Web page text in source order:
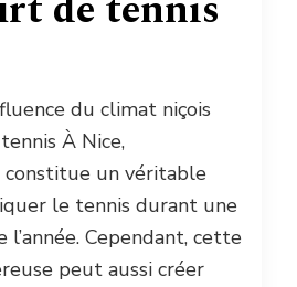
du climat niçois
À Nice,
constitue un véritable
le tennis durant une
Cependant, cette
peut aussi créer